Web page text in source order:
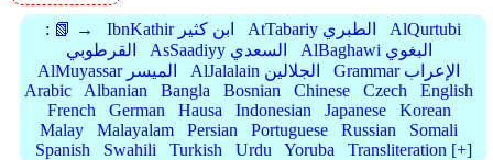
: 📗 → IbnKathir ابن كثير AtTabariy الطبري
AlQurtubi
القرطوبي
AsSaadiyy السعدي
AlBaghawi البغوي
AlMuyassar الميسر
AlJalalain الجلالين
Grammar الإعراب
Arabic
Albanian Bangla Bosnian Chinese Czech
English
French
German Hausa Indonesian Japanese
Korean
Malay
Malayalam Persian Portuguese Russian
Somali
Spanish
Swahili Turkish Urdu Yoruba Transliteration [+]